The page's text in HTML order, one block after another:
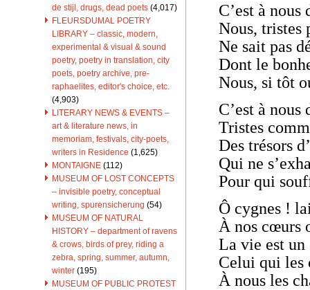
de stijl, drugs, dead poets (4,017)
FLEURSDUMAL POETRY
LIBRARY – classic, modern,
experimental & visual & sound
poetry, poetry in translation, city
poets, poetry archive, pre-
raphaelites, editor's choice, etc.
(4,903)
LITERARY NEWS & EVENTS –
art & literature news, in
memoriam, festivals, city-poets,
writers in Residence (1,625)
MONTAIGNE (112)
MUSEUM OF LOST CONCEPTS
– invisible poetry, conceptual
writing, spurensicherung (54)
MUSEUM OF NATURAL
HISTORY – department of ravens
& crows, birds of prey, riding a
zebra, spring, summer, autumn,
winter (195)
MUSEUM OF PUBLIC PROTEST
C’est à
Nous, tristes
Ne sait pas
Dont le
Nous, si tôt
C’est à
Tristes
Des trésors
Qui ne
Pour qui
Ô cygnes !
À nos cœurs
La vie est
Celui qui les
À nous les